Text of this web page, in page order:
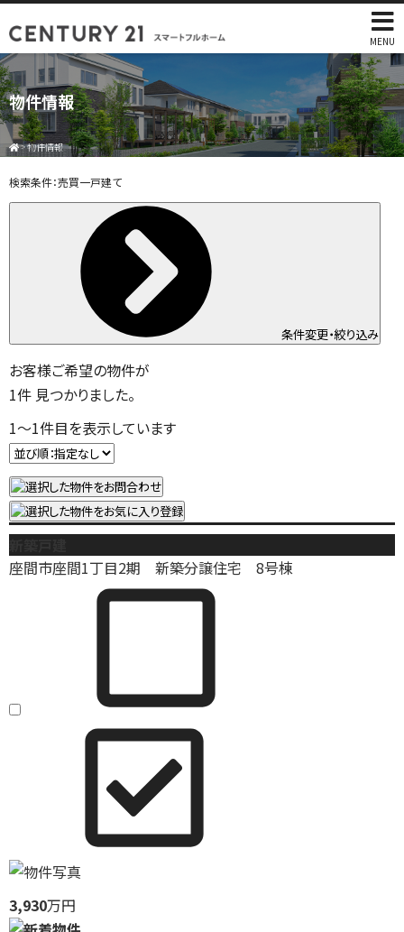
MENU
物件情報
>物件情報
検索条件：売買一戸建て
条件変更・絞り込み
お客様ご希望の物件が
1件 見つかりました。
1～1件目を表示しています
座間市座間1丁目2期 新築分譲住宅 8号棟
3,930万円